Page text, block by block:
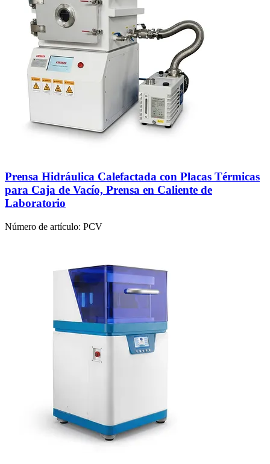
Prensa Hidráulica Calefactada con Placas Térmicas
para Caja de Vacío, Prensa en Caliente de
Laboratorio
Número de artículo: PCV